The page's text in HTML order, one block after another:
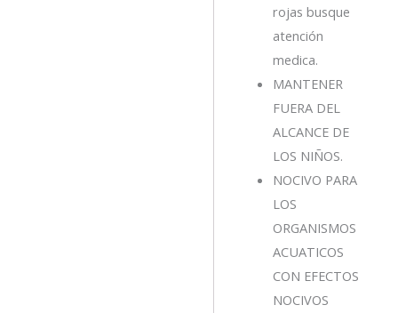
rojas busque
atención
medica.
MANTENER
FUERA DEL
ALCANCE DE
LOS NIÑOS.
NOCIVO PARA
LOS
ORGANISMOS
ACUATICOS
CON EFECTOS
NOCIVOS